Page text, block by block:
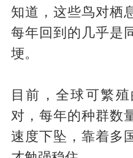
知道，这些鸟对栖
每年回到的几乎是
埂。
目前，全球可繁
对，每年的种群数
速度下坠，靠着多